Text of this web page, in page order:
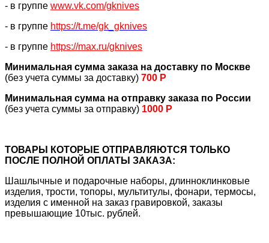
- в группе www.vk.com/gknives
- в группе https://t.me/gk_gknives
- в группе https://max.ru/gknives
Минимальная сумма заказа на доставку по Москве
(без учета суммы за доставку) 700 Р
Минимальная сумма на отправку заказа по России
(без учета суммы за отправку) 1000 Р
ТОВАРЫ КОТОРЫЕ ОТПРАВЛЯЮТСЯ ТОЛЬКО
ПОСЛЕ ПОЛНОЙ ОПЛАТЫ ЗАКАЗА:
Шашлычные и подарочные наборы, длинноклинковые
изделия, трости, топоры, мультитулы, фонари, термосы,
изделия с именной на заказ гравировкой, заказы
превышающие 10тыс. рублей.